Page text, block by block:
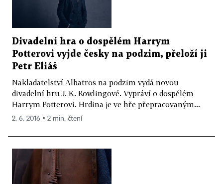
Divadelní hra o dospělém Harrym
Potterovi vyjde česky na podzim, přeloží ji
Petr Eliáš
Nakladatelství Albatros na podzim vydá novou
divadelní hru J. K. Rowlingové. Vypráví o dospělém
Harrym Potterovi. Hrdina je ve hře přepracovaným...
2. 6. 2016 ▪ 2 min. čtení